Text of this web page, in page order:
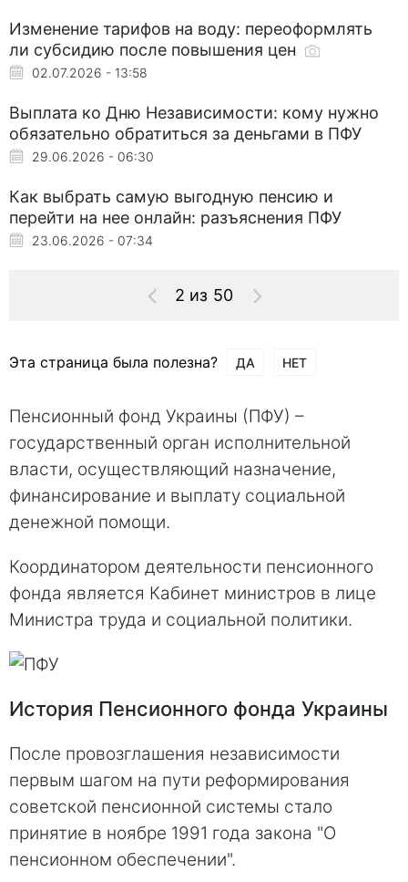
Изменение тарифов на воду: переоформлять
ли субсидию после повышения цен
02.07.2026 - 13:58
Выплата ко Дню Независимости: кому нужно
обязательно обратиться за деньгами в ПФУ
29.06.2026 - 06:30
Как выбрать самую выгодную пенсию и
перейти на нее онлайн: разъяснения ПФУ
23.06.2026 - 07:34
2 из 50
Эта страница была полезна? ДА НЕТ
Пенсионный фонд Украины (ПФУ) –
государственный орган исполнительной
власти, осуществляющий назначение,
финансирование и выплату социальной
денежной помощи.
Координатором деятельности пенсионного
фонда является Кабинет министров в лице
Министра труда и социальной политики.
История Пенсионного фонда Украины
После провозглашения независимости
первым шагом на пути реформирования
советской пенсионной системы стало
принятие в ноябре 1991 года закона "О
пенсионном обеспечении".